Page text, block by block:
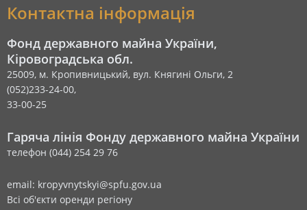
Контактна інформація
Фонд державного майна України,
Кіровоградська обл.
25009, м. Кропивницький, вул. Княгині Ольги, 2
(052)233-24-00,
33-00-25
Гаряча лінія Фонду державного майна України
телефон (044) 254 29 76
email: kropyvnytskyi@spfu.gov.ua
Всі об'єкти оренди регіону